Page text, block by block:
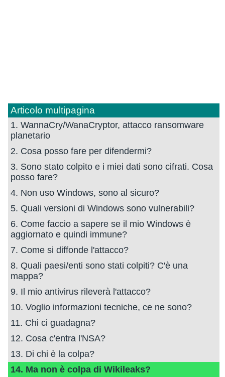
Articolo multipagina
1. WannaCry/WanaCryptor, attacco ransomware
planetario
2. Cosa posso fare per difendermi?
3. Sono stato colpito e i miei dati sono cifrati. Cosa
posso fare?
4. Non uso Windows, sono al sicuro?
5. Quali versioni di Windows sono vulnerabili?
6. Come faccio a sapere se il mio Windows è
aggiornato e quindi immune?
7. Come si diffonde l'attacco?
8. Quali paesi/enti sono stati colpiti? C'è una
mappa?
9. Il mio antivirus rileverà l'attacco?
10. Voglio informazioni tecniche, ce ne sono?
11. Chi ci guadagna?
12. Cosa c'entra l'NSA?
13. Di chi è la colpa?
14. Ma non è colpa di Wikileaks?